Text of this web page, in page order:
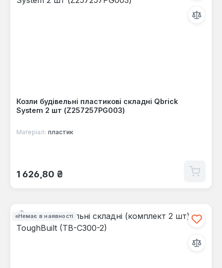
Козли будівельні пластикові складні Qbrick
System 2 шт (Z257257PG003)
Матеріал: пластик
Звичайна ціна:
1 626,80 ₴
Немає в наявності